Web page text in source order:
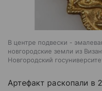
В центре подвески -
новгородские земли из
Новгородский
Артефакт раскопали в